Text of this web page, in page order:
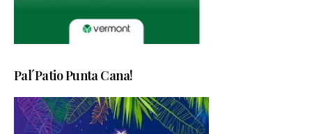
Pal´Patio Punta Cana!